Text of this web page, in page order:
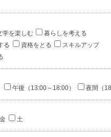
学を楽しむ
暮らしを考える
る 資格をとる
スキルアップ
午後（13:00～18:00） 夜間（
金 土